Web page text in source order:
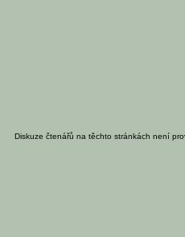
Diskuze čtenářů na těchto stránkách není